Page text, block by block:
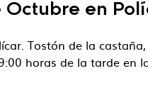
Octubre en
Tostón de la
horas de la tarde en